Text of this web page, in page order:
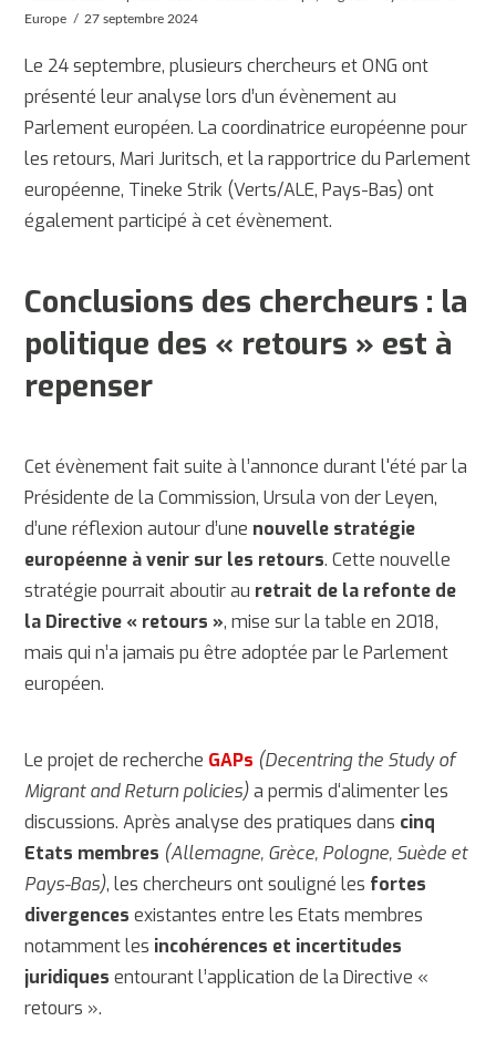
Europe
27 septembre 2024
Le 24 septembre, plusieurs chercheurs et ONG ont
présenté leur analyse lors d’un évènement au
Parlement européen. La coordinatrice européenne pour
les retours, Mari Juritsch, et la rapportrice du Parlement
européenne, Tineke Strik (Verts/ALE, Pays-Bas) ont
également participé à cet évènement.
Conclusions des chercheurs : la
politique des « retours » est à
repenser
Cet évènement fait suite à l’annonce durant l'été par la
Présidente de la Commission, Ursula von der Leyen,
d’une réflexion autour d’une nouvelle stratégie
européenne à venir sur les retours. Cette nouvelle
stratégie pourrait aboutir au retrait de la refonte de
la Directive « retours », mise sur la table en 2018,
mais qui n’a jamais pu être adoptée par le Parlement
européen.
Le projet de recherche GAPs (Decentring the Study of
Migrant and Return policies)a permis d‘alimenter les
discussions. Après analyse des pratiques dans cinq
Etats membres (Allemagne, Grèce, Pologne, Suède et
Pays-Bas), les chercheurs ont souligné les fortes
divergences existantes entre les Etats membres
notamment les incohérences et incertitudes
juridiques entourant l’application de la Directive «
retours ».